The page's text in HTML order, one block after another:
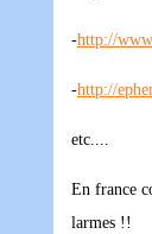
-http://
-http://
etc....
En france
larmes !!